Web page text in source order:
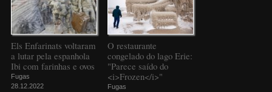
Els Enfarinats voltaram
a lutar pela espanhola
Ibi com farinhas e ovos
Fugas
28.12.2022
O restaurante
congelado do lago Erie:
"Parece saído do
<i>Frozen</i>"
Fugas